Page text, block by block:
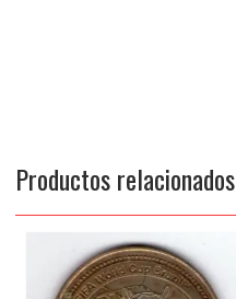
Productos relacionados